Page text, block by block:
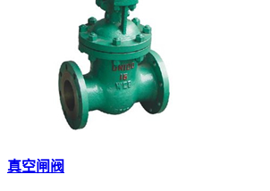
真空闸阀